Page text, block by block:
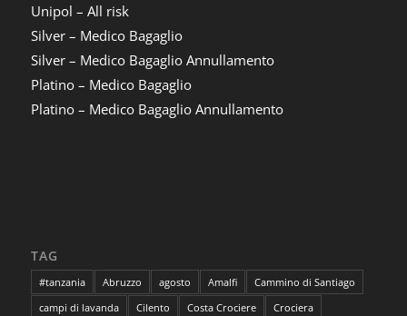
Unipol – All risk
Silver – Medico Bagaglio
Silver – Medico Bagaglio Annullamento
Platino – Medico Bagaglio
Platino – Medico Bagaglio Annullamento
TAG
#tanzania Abruzzo agosto Amalfi
Cammino di Santiago
campi di lavanda
Cilento Costa Crociere
Crociera